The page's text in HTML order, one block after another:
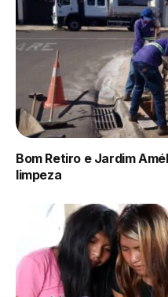
Bom Retiro e Jardim
limpeza